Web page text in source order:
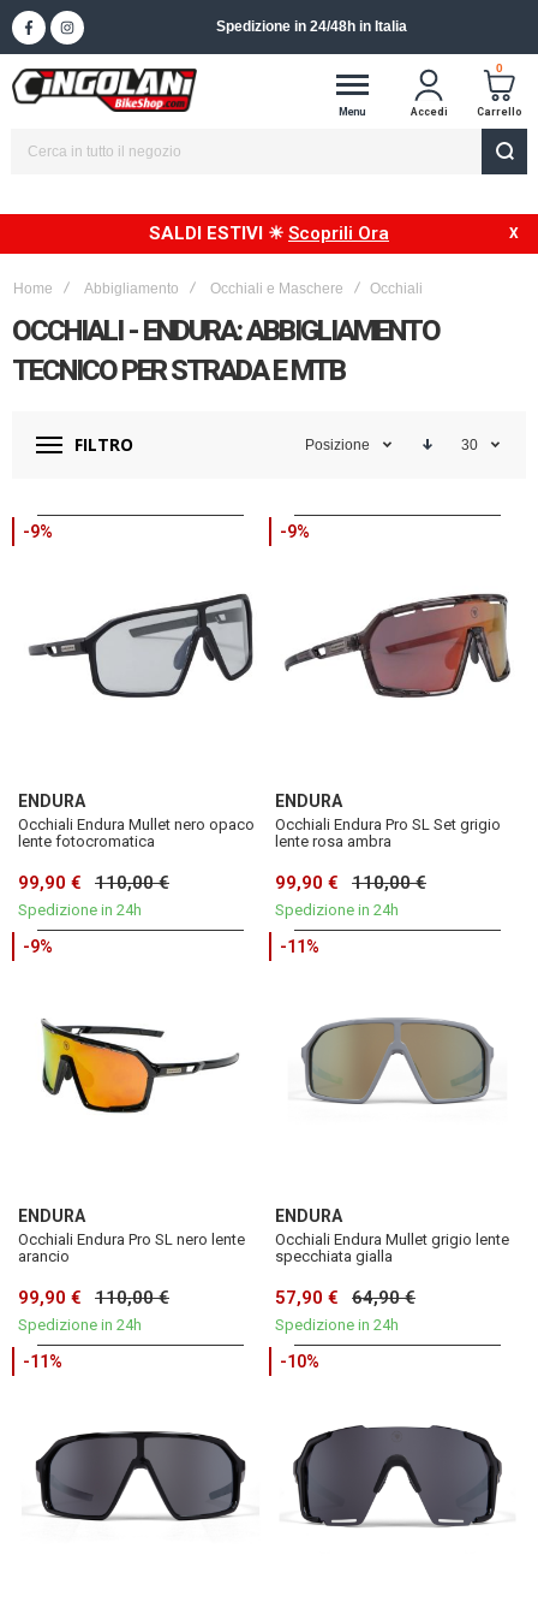
Spedizione in 24/48h in Italia
Menu Accedi
0
Carrello
SALDI ESTIVI ☀ Scoprili Ora
Home Abbigliamento Occhiali e Maschere Occhiali
OCCHIALI - ENDURA: ABBIGLIAMENTO
TECNICO PER STRADA E MTB
FILTRO Posizione 30
-9%
ENDURA
Occhiali Endura Mullet nero opaco
lente fotocromatica
99,90 € 110,00 €
Spedizione in 24h
-9%
ENDURA
Occhiali Endura Pro SL Set grigio
lente rosa ambra
99,90 € 110,00 €
Spedizione in 24h
-9%
ENDURA
Occhiali Endura Pro SL nero lente
arancio
99,90 € 110,00 €
Spedizione in 24h
-11%
ENDURA
Occhiali Endura Mullet grigio lente
specchiata gialla
57,90 € 64,90 €
Spedizione in 24h
-11% -10%